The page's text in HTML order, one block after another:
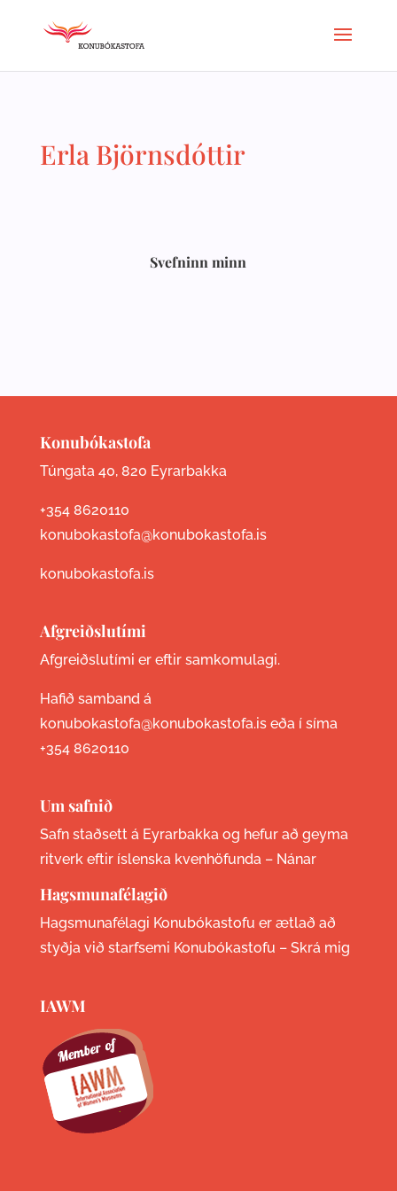
Erla Björnsdóttir
Svefninn minn
Konubókastofa
Túngata 40, 820 Eyrarbakka
+354 8620110
konubokastofa@konubokastofa.is
konubokastofa.is
Afgreiðslutími
Afgreiðslutími er eftir samkomulagi.
Hafið samband á
konubokastofa@konubokastofa.is eða í síma
+354 8620110
Um safnið
Safn staðsett á Eyrarbakka og hefur að geyma
ritverk eftir íslenska kvenhöfunda – Nánar
Hagsmunafélagið
Hagsmunafélagi Konubókastofu er ætlað að
styðja við starfsemi Konubókastofu – Skrá mig
IAWM